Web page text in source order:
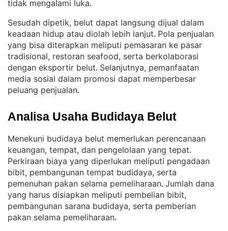
tidak mengalami luka.
Sesudah dipetik, belut dapat langsung dijual dalam
keadaan hidup atau diolah lebih lanjut. Pola penjualan
yang bisa diterapkan meliputi pemasaran ke pasar
tradisional, restoran seafood, serta berkolaborasi
dengan eksportir belut. Selanjutnya, pemanfaatan
media sosial dalam promosi dapat memperbesar
peluang penjualan.
Analisa Usaha Budidaya Belut
Menekuni budidaya belut memerlukan perencanaan
keuangan, tempat, dan pengelolaan yang tepat
Perkiraan biaya yang diperlukan meliputi pengadaan
bibit, pembangunan tempat budidaya, serta
pemenuhan pakan selama pemeliharaan. Jumlah dana
yang harus disiapkan meliputi pembelian bibit,
pembangunan sarana budidaya, serta pemberian
pakan selama pemeliharaan.